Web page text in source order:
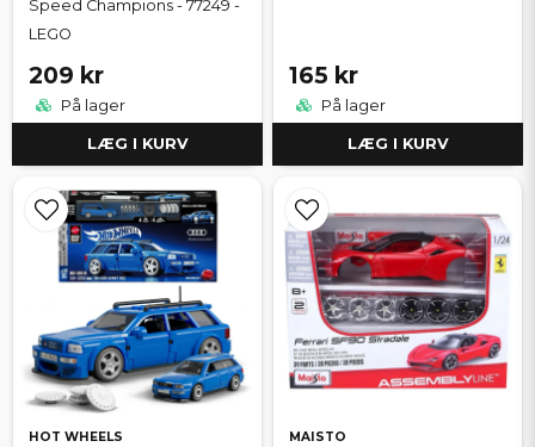
Speed Champions - 77249 -
LEGO
209 kr
På lager
LÆG I KURV
165 kr
På lager
LÆG I KURV
HOT WHEELS MAISTO